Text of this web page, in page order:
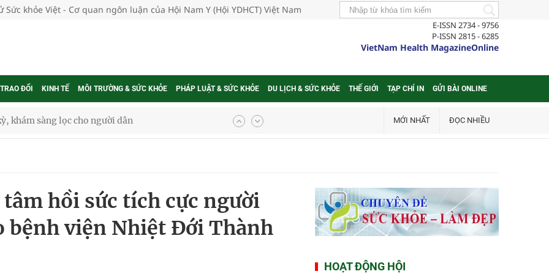
Sức khỏe Việt - Cơ quan ngôn luận của Hội Nam Y (Hội YDHCT) Việt Nam
E-ISSN 2734 - 9756
P-ISSN 2815 - 6285
VietNam Health MagazineOnline
ĐỔI KINH TẾ MÔI TRƯỜNG & SỨC KHỎE PHÁP LUẬT & SỨC KHỎE DU LỊCH & SỨC KHỎE THẾ GIỚI TẠP CHÍ IN GỬI BÀI ONLINE
cực hiệu quả
thực tế
ung thư
MỚI NHẤT ĐỌC NHIỀU
hồi sức tích cực người
bệnh viện Nhiệt Đới Thành
HOẠT ĐỘNG HỘI